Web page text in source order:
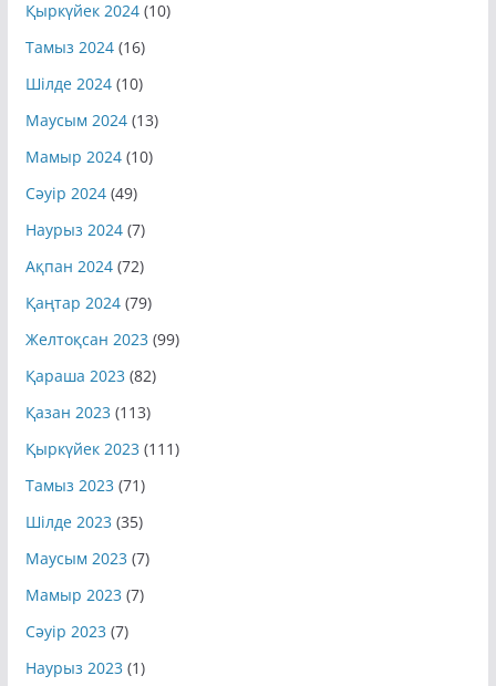
Қыркүйек 2024(10)
Тамыз 2024(16)
Шілде 2024(10)
Маусым 2024(13)
Мамыр 2024(10)
Сәуір 2024(49)
Наурыз 2024(7)
Ақпан 2024(72)
Қаңтар 2024(79)
Желтоқсан 2023 (99)
Қараша 2023 (82)
Қазан 2023 (113)
Қыркүйек 2023 (111)
Тамыз 2023 (71)
Шілде 2023 (35)
Маусым 2023 (7)
Мамыр 2023 (7)
Сәуір 2023 (7)
Наурыз 2023 (1)